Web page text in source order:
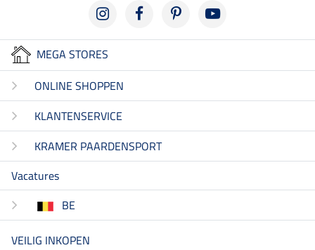
MEGA STORES
ONLINE SHOPPEN
KLANTENSERVICE
KRAMER PAARDENSPORT
Vacatures
BE
VEILIG INKOPEN